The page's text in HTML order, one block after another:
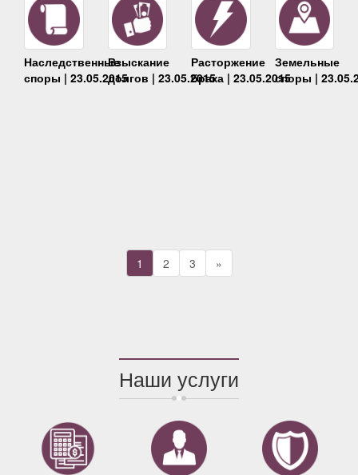
Наследственные
споры | 23.05.2015
Взыскание
долгов | 23.05.2015
Расторжение
брака | 23.05.2015
Земельные
споры |
1 2 3 »
Наши услуги